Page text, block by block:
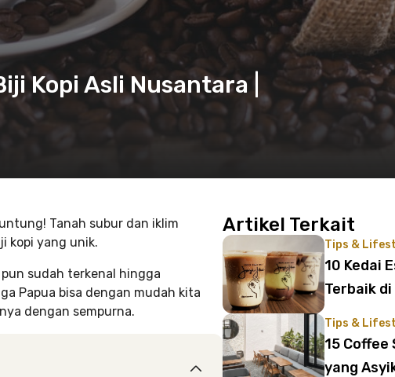
Kopi Asli Nusantara |
Tanah subur dan iklim
kopi yang unik.
sudah terkenal hingga
Papua bisa dengan mudah kita
dengan sempurna.
Artikel Terkait
Tips &
10 Kedai
Terbaik
Tips &
15 Coffee
yang